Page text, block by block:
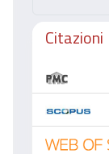
Citazioni